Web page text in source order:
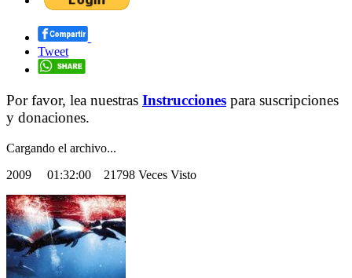
Tweet
Por favor, lea nuestras Instrucciones para suscripciones
y donaciones.
Cargando el archivo...
2009 01:32:00 21798 Veces Visto